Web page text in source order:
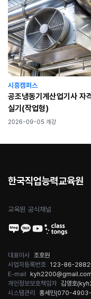
시흥캠퍼스
공조냉동기계산업기사 자
실기(작업형)
2026-09-05 개강
한국직업능력교육원
교육원 공식채널
대표이사 조호원
사업자등록번호 123-86-
E-mail
개인정보보호책임자 김영호(
시스템관리
홍세민(070-